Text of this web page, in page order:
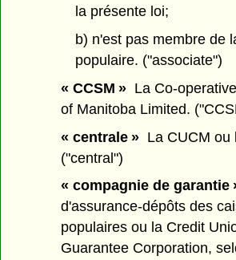
la présente loi;
b) n'est pas membre de
populaire. ("associate")
« CCSM » La Co-
of Manitoba Limited.
« centrale » La CUCM ou
("central")
« compagnie de garantie
d'assurance-dépôts des
populaires ou la Credit
Guarantee Corporation,